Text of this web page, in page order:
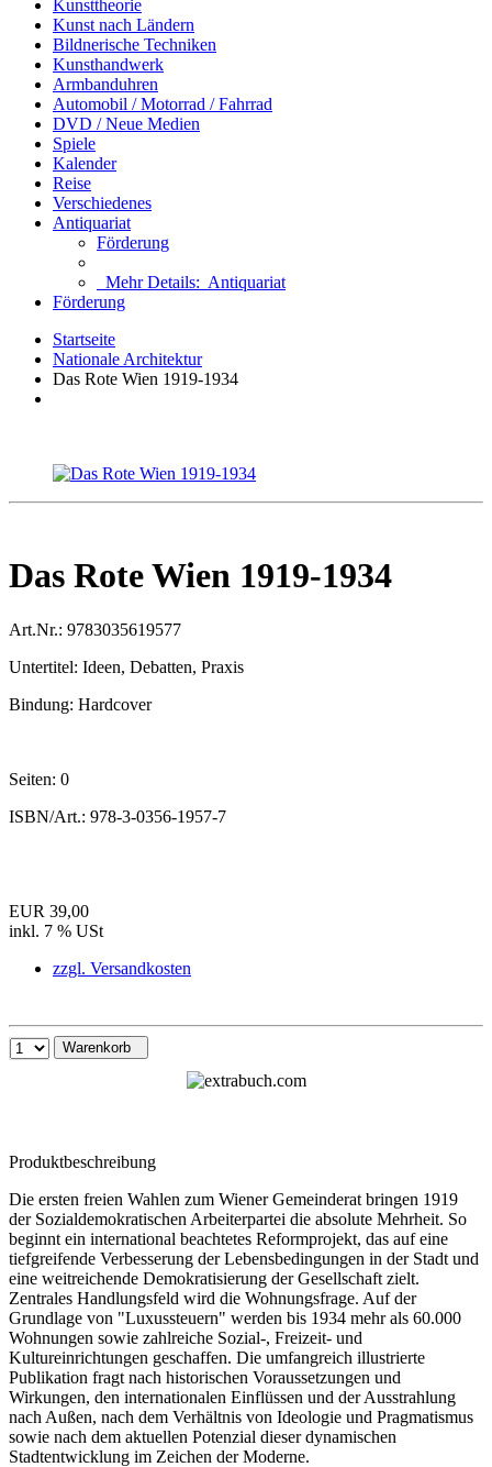
Kunsttheorie
Kunst nach Ländern
Bildnerische Techniken
Kunsthandwerk
Armbanduhren
Automobil / Motorrad / Fahrrad
DVD / Neue Medien
Spiele
Kalender
Reise
Verschiedenes
Antiquariat
Förderung
Mehr Details: Antiquariat
Förderung
Startseite
Nationale Architektur
Das Rote Wien 1919-1934
Das Rote Wien 1919-1934
Art.Nr.: 9783035619577
Untertitel: Ideen, Debatten, Praxis
Bindung: Hardcover
Seiten: 0
ISBN/Art.: 978-3-0356-1957-7
EUR 39,00
inkl. 7 % USt
zzgl. Versandkosten
Warenkorb
Produktbeschreibung
Die ersten freien Wahlen zum Wiener Gemeinderat bringen 1919
der Sozialdemokratischen Arbeiterpartei die absolute Mehrheit. So
beginnt ein international beachtetes Reformprojekt, das auf eine
tiefgreifende Verbesserung der Lebensbedingungen in der Stadt und
eine weitreichende Demokratisierung der Gesellschaft zielt.
Zentrales Handlungsfeld wird die Wohnungsfrage. Auf der
Grundlage von "Luxussteuern" werden bis 1934 mehr als 60.000
Wohnungen sowie zahlreiche Sozial-, Freizeit- und
Kultureinrichtungen geschaffen. Die umfangreich illustrierte
Publikation fragt nach historischen Voraussetzungen und
Wirkungen, den internationalen Einflüssen und der Ausstrahlung
nach Außen, nach dem Verhältnis von Ideologie und Pragmatismus
sowie nach dem aktuellen Potenzial dieser dynamischen
Stadtentwicklung im Zeichen der Moderne.